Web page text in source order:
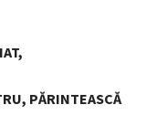
PĂRINTEASCĂ